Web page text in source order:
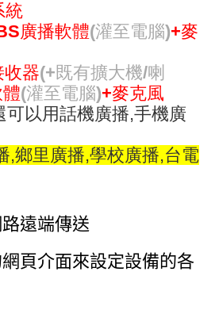
統
廣播軟體(灌至電腦)+麥
收器(+既有擴大機/喇
(灌至電腦)+麥克風
可以用話機廣播,手機廣
,鄉里廣播,學校廣播,台電
遠端傳送
頁介面來設定設備的各